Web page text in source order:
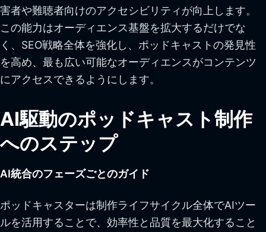
害者や難聴者向けのアクセシビリティが向上します。
この能力はオーディエンス基盤を拡大するだけでな
く、SEO戦略全体を強化し、ポッドキャストの発見性
を高め、最も広い可能なオーディエンスがコンテンツ
にアクセスできるようにします。
AI駆動のポッドキャスト制作
へのステップ
AI統合のフェーズごとのガイド
ポッドキャスターは制作ライフサイクル全体でAIツー
ルを活用することで、効率性と品質を最大化すること